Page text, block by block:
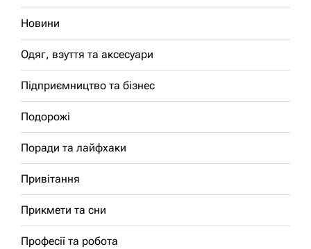
Новини
Одяг, взуття та аксесуари
Підприємництво та бізнес
Подорожі
Поради та лайфхаки
Привітання
Прикмети та сни
Професії та робота